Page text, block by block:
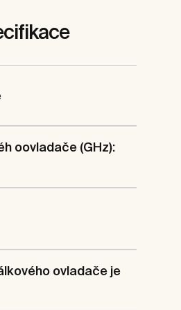
oovladače (GHz):
ovladače je